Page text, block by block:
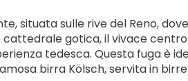
situata sulle rive del Reno,
cattedrale gotica, il vivace
tedesca. Questa fuga è
birra Kölsch, servita in